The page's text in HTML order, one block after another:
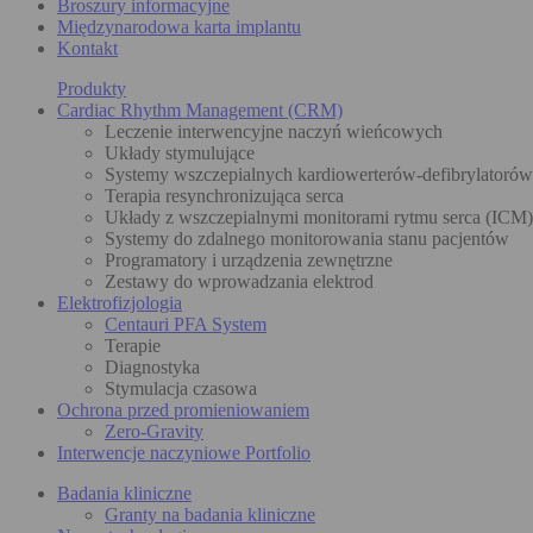
Broszury informacyjne
Międzynarodowa karta implantu
Kontakt
Produkty
Cardiac Rhythm Management (CRM)
Leczenie interwencyjne naczyń wieńcowych
Układy stymulujące
Systemy wszczepialnych kardiowerterów-
Terapia resynchronizująca serca
Układy z wszczepialnymi monitorami rytmu serca (ICM)
Systemy do zdalnego monitorowania stanu pacjentów
Programatory i urządzenia zewnętrzne
Zestawy do wprowadzania elektrod
Elektrofizjologia
Centauri PFA System
Terapie
Diagnostyka
Stymulacja czasowa
Ochrona przed promieniowaniem
Zero-Gravity
Interwencje naczyniowe Portfolio
Badania kliniczne
Granty na badania kliniczne